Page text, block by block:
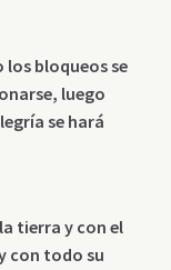
los bloqueos se
luego
se hará
tierra y con el
con todo su